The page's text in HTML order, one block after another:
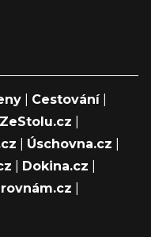
Cestování|
ZeStolu.cz
Úschovna.cz
Dokina.cz